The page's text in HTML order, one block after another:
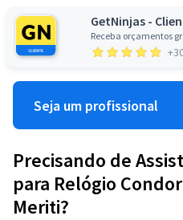
GetNinjas -
Receba orçamentos
Seja um profissional
Precisando de
para Relógio
Meriti?